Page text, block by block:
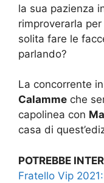
la sua pazienza
rimproverarla
solita fare le
parlando?
La concorrente
Calamme che
capolinea con
casa di
POTREBBE
Fratello Vip